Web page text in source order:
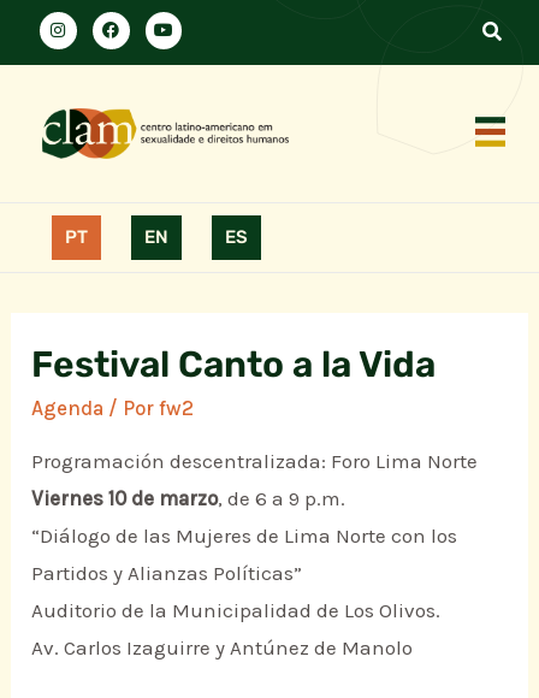
PT EN ES
Festival Canto a la Vida
Agenda / Porfw2
Programación descentralizada: Foro Lima Norte
Viernes 10 de marzo, de 6 a 9 p.m.
“Diálogo de las Mujeres de Lima Norte con los
Partidos y Alianzas Políticas”
Auditorio de la Municipalidad de Los Olivos.
Av. Carlos Izaguirre y Antúnez de Manolo